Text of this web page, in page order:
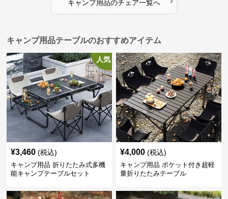
キャンプ用品のチェア一覧へ
キャンプ用品テーブルのおすすめアイテム
人気
¥3,460 (税込)
キャンプ用品 折りたたみ式多機
能キャンプテーブルセット
¥4,000 (税込)
キャンプ用品 ポケット付き超軽
量折りたたみテーブル